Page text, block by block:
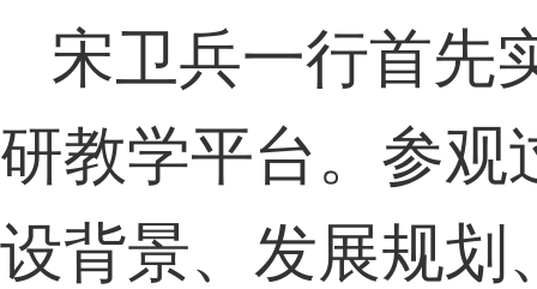
宋卫兵一行首先
研教学平台。参观
设背景、发展规划